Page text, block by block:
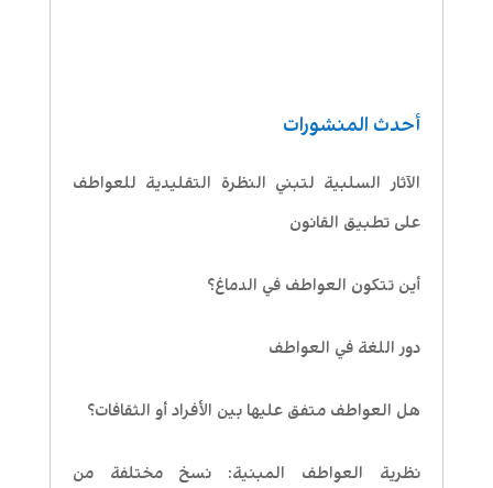
أحدث المنشورات
الآثار السلبية لتبني النظرة التقليدية للعواطف
على تطبيق القانون
أين تتكون العواطف في الدماغ؟
دور اللغة في العواطف
هل العواطف متفق عليها بين الأفراد أو الثقافات؟
نظرية العواطف المبنية: نسخ مختلفة من